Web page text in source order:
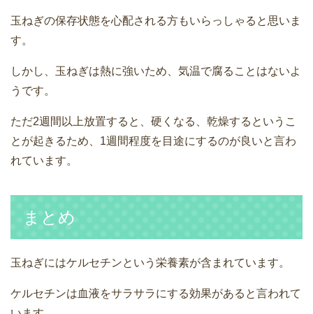
玉ねぎの保存状態を心配される方もいらっしゃると思いま
す。
しかし、玉ねぎは熱に強いため、気温で腐ることはないよ
うです。
ただ2週間以上放置すると、硬くなる、乾燥するというこ
とが起きるため、1週間程度を目途にするのが良いと言わ
れています。
まとめ
玉ねぎにはケルセチンという栄養素が含まれています。
ケルセチンは血液をサラサラにする効果があると言われて